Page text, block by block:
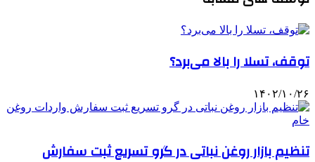
توقف، تسلا را بالا می‌برد؟
۱۴۰۲/۱۰/۲۶
تنظیم بازار روغن نباتی در گرو تسریع ثبت سفارش